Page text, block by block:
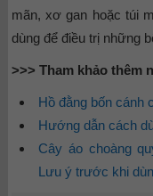
mãn, xơ gan hoặc túi
dùng để điều trị những
>>> Tham khảo thêm
Hồ đằng bốn cánh
Hướng dẫn cách
Cây áo choàng
Lưu ý trước khi